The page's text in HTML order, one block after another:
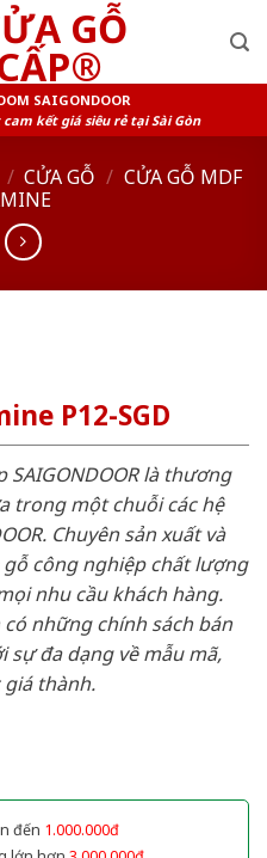
SAIGONDOOR
kết giá siêu rẻ tại Sài Gòn
/ CỬA GỖ / CỬA GỖ MDF
P12-SGD
là thương
trong một chuỗi các hệ
Chuyên sản xuất và
công nghiệp chất lượng
nhu cầu khách hàng.
có những chính sách bán
sự đa dạng về mẫu mã,
giá thành.
đến 1.000.000đ